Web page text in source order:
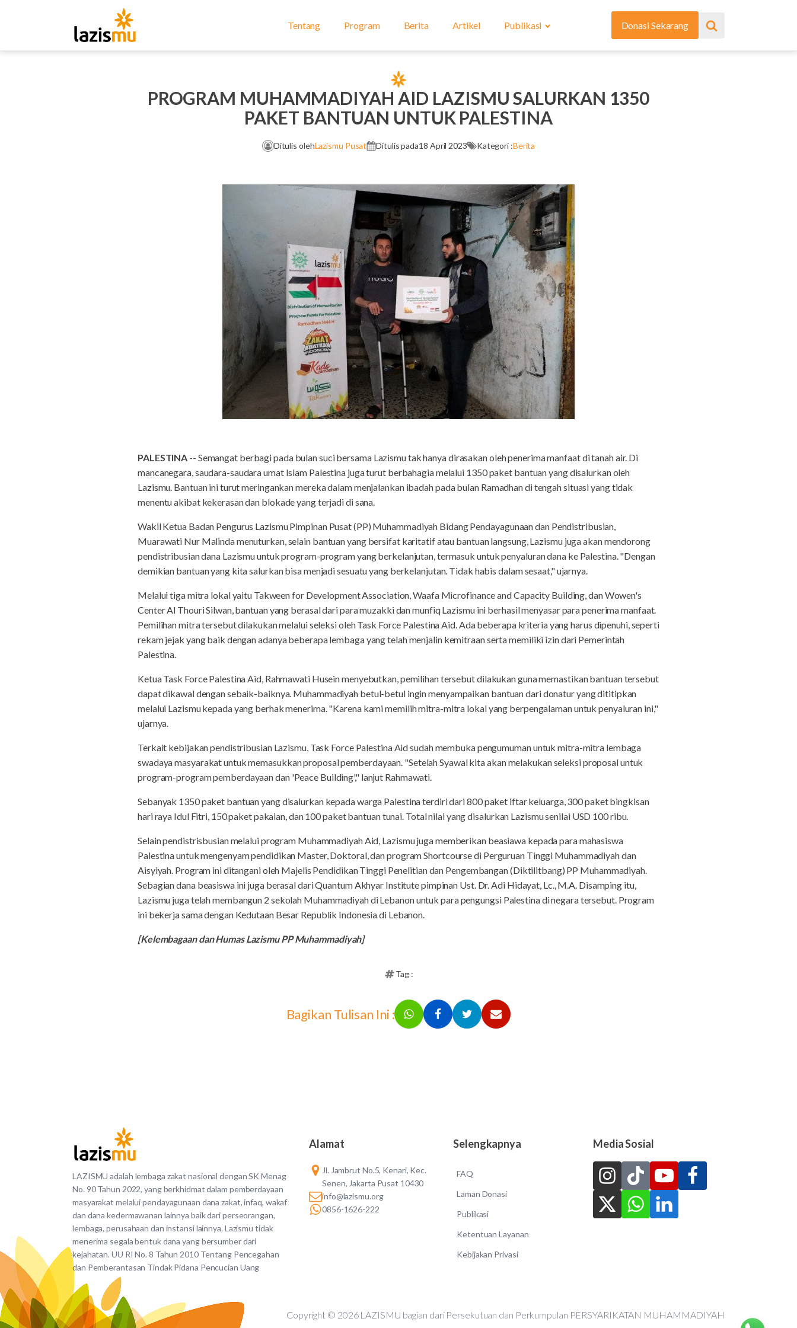
Tentang Program Berita Artikel Publikasi Donasi Sekarang
PROGRAM MUHAMMADIYAH AID LAZISMU SALURKAN 1350
PAKET BANTUAN UNTUK PALESTINA
Ditulis olehLazismu Pusat Ditulis pada18 April 2023 Kategori :Berita
PALESTINA -- Semangat berbagi pada bulan suci bersama Lazismu tak hanya dirasakan oleh penerima manfaat di tanah air. Di
mancanegara, saudara-saudara umat Islam Palestina juga turut berbahagia melalui 1350 paket bantuan yang disalurkan oleh
Lazismu. Bantuan ini turut meringankan mereka dalam menjalankan ibadah pada bulan Ramadhan di tengah situasi yang tidak
menentu akibat kekerasan dan blokade yang terjadi di sana.
Wakil Ketua Badan Pengurus Lazismu Pimpinan Pusat (PP) Muhammadiyah Bidang Pendayagunaan dan Pendistribusian,
Muarawati Nur Malinda menuturkan, selain bantuan yang bersifat karitatif atau bantuan langsung, Lazismu juga akan mendorong
pendistribusian dana Lazismu untuk program-program yang berkelanjutan, termasuk untuk penyaluran dana ke Palestina. "Dengan
demikian bantuan yang kita salurkan bisa menjadi sesuatu yang berkelanjutan. Tidak habis dalam sesaat," ujarnya.
Melalui tiga mitra lokal yaitu Takween for Development Association, Waafa Microfinance and Capacity Building, dan Wowen's
Center Al Thouri Silwan, bantuan yang berasal dari para muzakki dan munfiq Lazismu ini berhasil menyasar para penerima manfaat.
Pemilihan mitra tersebut dilakukan melalui seleksi oleh Task Force Palestina Aid. Ada beberapa kriteria yang harus dipenuhi, seperti
rekam jejak yang baik dengan adanya beberapa lembaga yang telah menjalin kemitraan serta memiliki izin dari Pemerintah
Palestina.
Ketua Task Force Palestina Aid, Rahmawati Husein menyebutkan, pemilihan tersebut dilakukan guna memastikan bantuan tersebut
dapat dikawal dengan sebaik-baiknya. Muhammadiyah betul-betul ingin menyampaikan bantuan dari donatur yang dititipkan
melalui Lazismu kepada yang berhak menerima. "Karena kami memilih mitra-mitra lokal yang berpengalaman untuk penyaluran ini,"
ujarnya.
Terkait kebijakan pendistribusian Lazismu, Task Force Palestina Aid sudah membuka pengumuman untuk mitra-mitra lembaga
swadaya masyarakat untuk memasukkan proposal pemberdayaan. "Setelah Syawal kita akan melakukan seleksi proposal untuk
program-program pemberdayaan dan 'Peace Building'," lanjut Rahmawati.
Sebanyak 1350 paket bantuan yang disalurkan kepada warga Palestina terdiri dari 800 paket iftar keluarga, 300 paket bingkisan
hari raya Idul Fitri, 150 paket pakaian, dan 100 paket bantuan tunai. Total nilai yang disalurkan Lazismu senilai USD 100 ribu.
Selain pendistrisbusian melalui program Muhammadiyah Aid, Lazismu juga memberikan beasiawa kepada para mahasiswa
Palestina untuk mengenyam pendidikan Master, Doktoral, dan program Shortcourse di Perguruan Tinggi Muhammadiyah dan
Aisyiyah. Program ini ditangani oleh Majelis Pendidikan Tinggi Penelitian dan Pengembangan (Diktilitbang) PP Muhammadiyah.
Sebagian dana beasiswa ini juga berasal dari Quantum Akhyar Institute pimpinan Ust. Dr. Adi Hidayat, Lc., M.A. Disamping itu,
Lazismu juga telah membangun 2 sekolah Muhammadiyah di Lebanon untuk para pengungsi Palestina di negara tersebut. Program
ini bekerja sama dengan Kedutaan Besar Republik Indonesia di Lebanon.
[Kelembagaan dan Humas Lazismu PP Muhammadiyah]
Tag :
Bagikan Tulisan Ini :
LAZISMU adalah lembaga zakat nasional dengan SK Menag
No. 90 Tahun 2022, yang berkhidmat dalam pemberdayaan
masyarakat melalui pendayagunaan dana zakat, infaq, wakaf
dan dana kedermawanan lainnya baik dari perseorangan,
lembaga, perusahaan dan instansi lainnya. Lazismu tidak
menerima segala bentuk dana yang bersumber dari
kejahatan. UU RI No. 8 Tahun 2010 Tentang Pencegahan
dan Pemberantasan Tindak Pidana Pencucian Uang
Alamat
Jl. Jambrut No.5, Kenari, Kec.
Senen, Jakarta Pusat 10430
info@lazismu.org
0856-1626-222
Selengkapnya
FAQ
Laman Donasi
Publikasi
Ketentuan Layanan
Kebijakan Privasi
Media Sosial
Copyright © 2026 LAZISMU bagian dari Persekutuan dan Perkumpulan PERSYARIKATAN MUHAMMADIYAH